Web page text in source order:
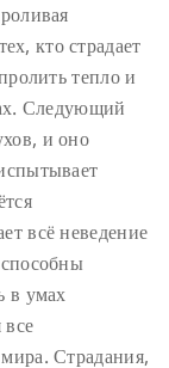
кто страдает
тепло и
Следующий
и оно
всё неведение
в умах
Страдания,